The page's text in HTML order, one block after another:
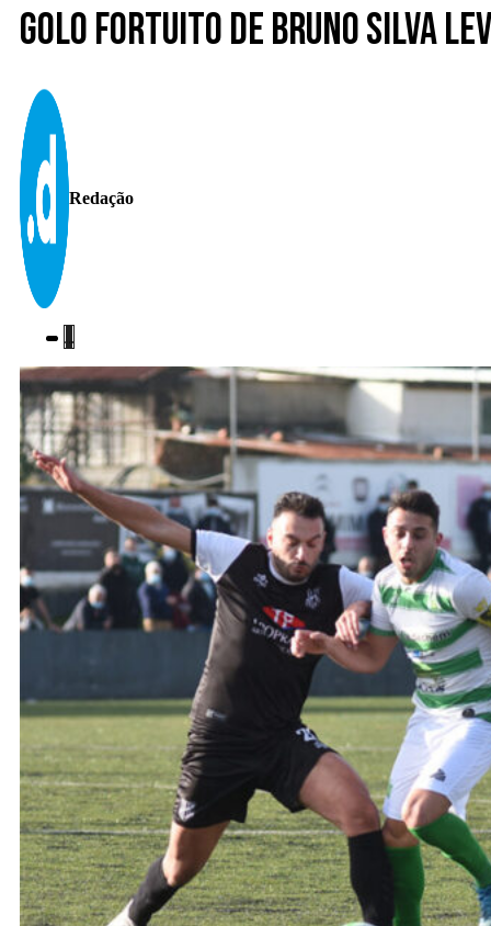
Golo fortuito de Bruno Silva
Redação